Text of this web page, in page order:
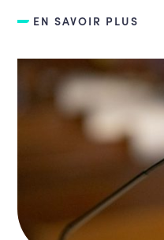
EN SAVOIR PLUS